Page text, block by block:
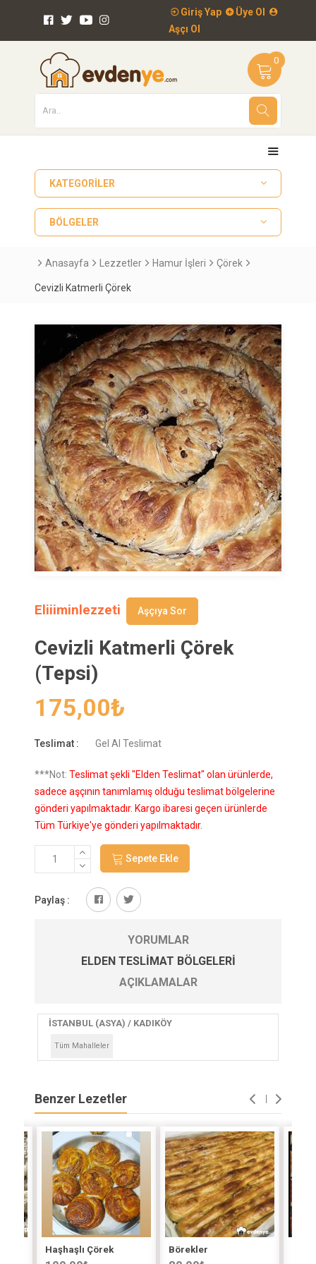
Giriş Yap
Üye Ol
Aşçı Ol
0
KATEGORILER
BÖLGELER
Anasayfa Lezzetler Hamur İşleri Çörek
Cevizli Katmerli Çörek
Eliiiminlezzeti Aşçıya Sor
Cevizli Katmerli Çörek
(Tepsi)
175,00₺
Teslimat : Gel Al Teslimat
***Not: Teslimat şekli "Elden Teslimat" olan ürünlerde,
sadece aşçının tanımlamış olduğu teslimat bölgelerine
gönderi yapılmaktadır. Kargo ibaresi geçen ürünlerde
Tüm Türkiye'ye gönderi yapılmaktadır.
Sepete Ekle
Paylaş :
YORUMLAR
ELDEN TESLIMAT BÖLGELERI
AÇIKLAMALAR
İSTANBUL (ASYA) / KADIKÖY
Tüm Mahalleler
Benzer Lezetler
Haşhaşlı Çörek Börekler